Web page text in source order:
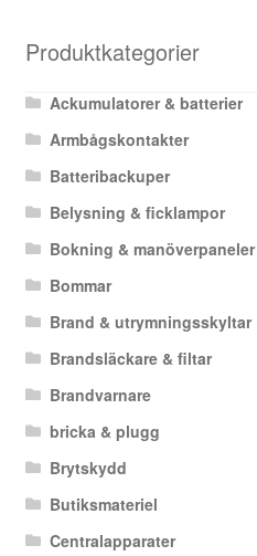
Produktkategorier
Ackumulatorer & batterier
Armbågskontakter
Batteribackuper
Belysning & ficklampor
Bokning & manöverpaneler
Bommar
Brand & utrymningsskyltar
Brandsläckare & filtar
Brandvarnare
bricka & plugg
Brytskydd
Butiksmateriel
Centralapparater